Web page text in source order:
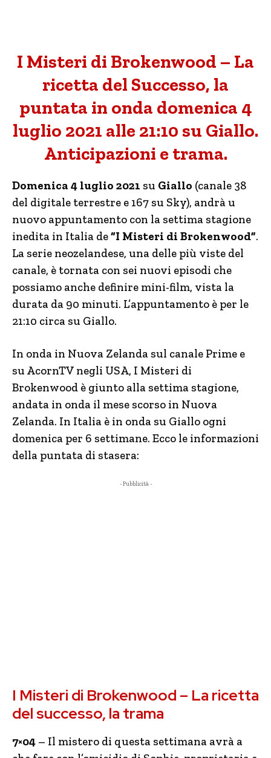
I Misteri di Brokenwood – La
ricetta del Successo, la
puntata in onda domenica 4
luglio 2021 alle 21:10 su Giallo.
Anticipazioni e trama.
Domenica 4 luglio 2021 su Giallo (canale 38
del digitale terrestre e 167 su Sky), andrà u
nuovo appuntamento con la settima stagione
inedita in Italia de“I Misteri di Brokenwood”.
La serie neozelandese, una delle più viste del
canale, è tornata con sei nuovi episodi che
possiamo anche definire mini-film, vista la
durata da 90 minuti. L’appuntamento è per le
21:10 circa su Giallo.
In onda in Nuova Zelanda sul canale Prime e
su AcornTV negli USA, I Misteri di
Brokenwood è giunto alla settima stagione,
andata in onda il mese scorso in Nuova
Zelanda. In Italia è in onda su Giallo ogni
domenica per 6 settimane. Ecco le informazioni
della puntata di stasera:
- Pubblicità -
I Misteri di Brokenwood – La ricetta
del successo, la trama
7×04 – Il mistero di questa settimana avrà a